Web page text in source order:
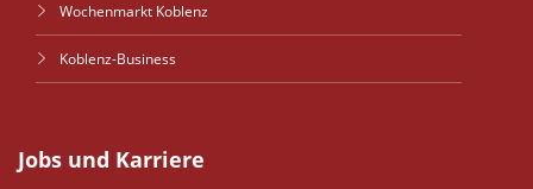
Wochenmarkt Koblenz
Koblenz-Business
Jobs und Karriere